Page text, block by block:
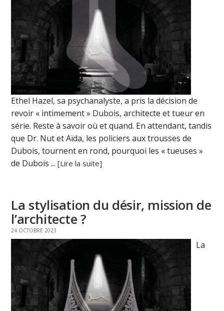
Ethel Hazel, sa psychanalyste, a pris la décision de
revoir « intimement » Dubois, architecte et tueur en
série. Reste à savoir où et quand. En attendant, tandis
que Dr. Nut et Aïda, les policiers aux trousses de
Dubois, tournent en rond, pourquoi les « tueuses »
de Dubois ...[Lire la suite]
La stylisation du désir, mission de
l’architecte ?
24 OCTOBRE 2023
La